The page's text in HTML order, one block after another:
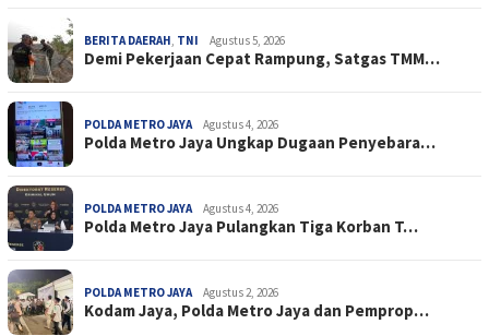
BERITA DAERAH, TNI Agustus 5, 2026
Demi Pekerjaan Cepat Rampung, Satgas TMM…
POLDA METRO JAYA Agustus 4, 2026
Polda Metro Jaya Ungkap Dugaan Penyebara…
POLDA METRO JAYA Agustus 4, 2026
Polda Metro Jaya Pulangkan Tiga Korban T…
POLDA METRO JAYA Agustus 2, 2026
Kodam Jaya, Polda Metro Jaya dan Pemprop…